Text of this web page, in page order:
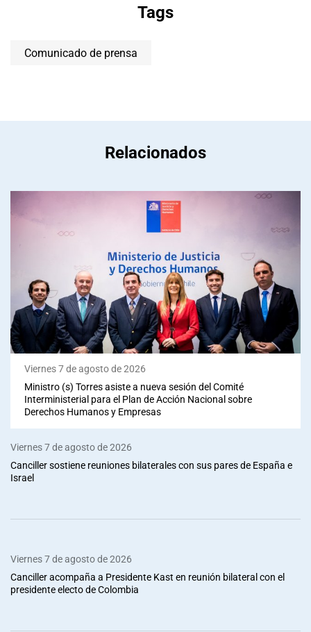
Tags
Comunicado de prensa
Relacionados
Viernes 7 de agosto de 2026
Ministro (s) Torres asiste a nueva sesión del Comité
Interministerial para el Plan de Acción Nacional sobre
Derechos Humanos y Empresas
Viernes 7 de agosto de 2026
Canciller sostiene reuniones bilaterales con sus pares de España e
Israel
Viernes 7 de agosto de 2026
Canciller acompaña a Presidente Kast en reunión bilateral con el
presidente electo de Colombia